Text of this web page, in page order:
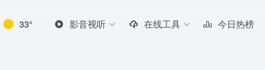
33° 影音视听 在线工具 今日热榜